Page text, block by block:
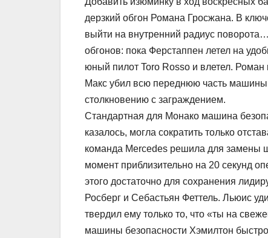
дерзкий обгон Романа Гросжана. В
выйти на внутренний радиус
обгонов: пока Ферстаппен летел на
юный пилот Toro Rosso и влетел. Роман
Макс убил всю переднюю часть
столкновению с заграждением.
Стандартная для Монако машина
казалось, могла сократить только
команда Mercedes решила для замены
момент приблизительно на 20 секунд
этого достаточно для сохранения
Росберг и Себастьян Феттель. Льюис
твердил ему только то, что «ты на
машины безопасности Хэмилтон быстро